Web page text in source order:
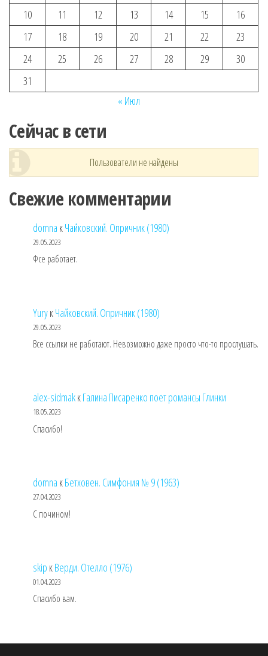
10
11 12 13 14 15
16
17
18 19 20 21 22
23
24
25 26 27 28 29
30
31
« Июл
Сейчас в сети
Пользователи не найдены
Свежие комментарии
domna кЧайковский. Опричник (1980)
29.05.2023
Фсе работает.
YuryкЧайковский. Опричник (1980)
29.05.2023
Все ссылки не работают. Невозможно даже просто что-то прослушать.
alex-sidmakкГалина Писаренко поет романсы Глинки
18.05.2023
Спасибо!
domna кБетховен. Симфония № 9 (1963)
27.04.2023
С почином!
skip кВерди. Отелло (1976)
01.04.2023
Спасибо вам.